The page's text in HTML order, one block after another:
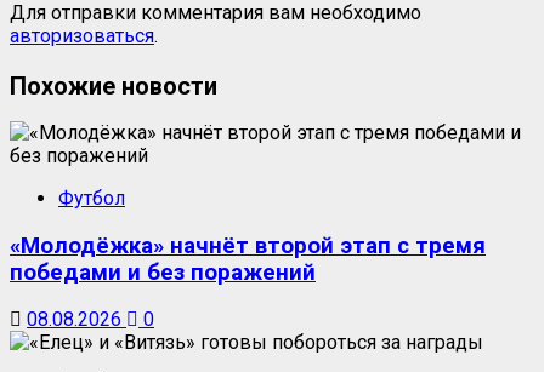
Для отправки комментария вам необходимо
авторизоваться.
Похожие новости
Футбол
«Молодёжка» начнёт второй этап с тремя
победами и без поражений
08.08.2026 0